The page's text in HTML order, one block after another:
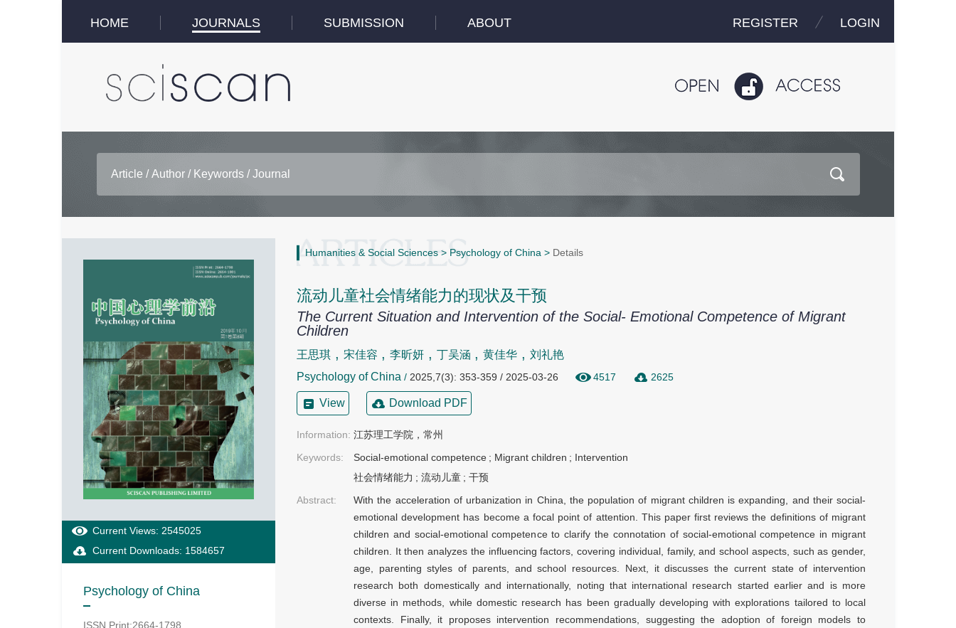
HOME JOURNALS SUBMISSION ABOUT REGISTER LOGIN
Current Views: 2545025
Current Downloads: 1584657
Psychology of China
ISSN Print:2664-1798
Humanities & Social Sciences > Psychology of China > Details
流动儿童社会情绪能力的现状及干预
The Current Situation and Intervention of the Social- Emotional Competence of Migrant
Children
王思琪 , 宋佳容 ,李昕妍 , 丁吴涵 ,黄佳华 , 刘礼艳
Psychology of China / 2025,7(3): 353-359 / 2025-03-26 4517 2625
View Download PDF
Information: 江苏理工学院，常州
Keywords:
Social-emotional competence ; Migrant children ; Intervention
社会情绪能力 ; 流动儿童 ; 干预
Abstract:
With the acceleration of urbanization in China, the population of migrant children is expanding, and their social-
emotional development has become a focal point of attention. This paper first reviews the definitions of migrant
children and social-emotional competence to clarify the connotation of social-emotional competence in migrant
children. It then analyzes the influencing factors, covering individual, family, and school aspects, such as gender,
age, parenting styles of parents, and school resources. Next, it discusses the current state of intervention
research both domestically and internationally, noting that international research started earlier and is more
diverse in methods, while domestic research has been gradually developing with explorations tailored to local
contexts. Finally, it proposes intervention recommendations, suggesting the adoption of foreign models to